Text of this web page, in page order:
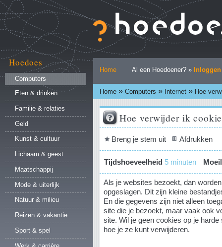
naar
inhoud.
Ga
naar
navigatie
Persoonlijke
hulpmiddelen
Home Al een Hoedoener? » Inloggen
Home » Computers » Internet » Hoe
Hoedoes
Computers
Eten & drinken
Familie & relaties
Geld
Kunst & cultuur
Lichaam & geest
Maatschappij
Mode & uiterlijk
Natuur & milieu
Reizen & vakantie
Sport & spel
Hoe verwijder ik
Document
Breng je stem uit Afdrukken
Tijdshoeveelheid 5 minuten
Als je websites bezoekt, dan
opgeslagen. Dit zijn kleine
En die gegevens zijn niet alleen
site die je bezoekt, maar vaak ook
site. Wil je geen cookies op je
hoe je ze kunt verwijderen.